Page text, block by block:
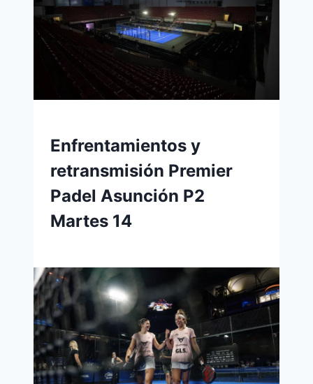
Enfrentamientos y
retransmisión Premier
Padel Asunción P2
Martes 14